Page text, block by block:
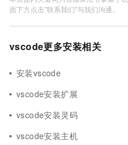
面下方点击"联系我们"与我们沟通。
vscode更多安装相关
安装vscode
vscode安装扩展
vscode安装灵码
vscode安装主机